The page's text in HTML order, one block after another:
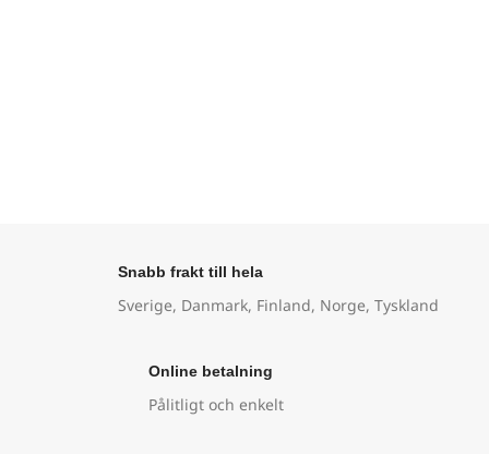
Snabb frakt till hela
Sverige, Danmark, Finland, Norge, Tyskland
Online betalning
Pålitligt och enkelt